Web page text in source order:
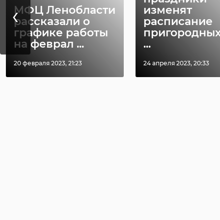
МФЦ Ленобласти
рассказали о
графике работы
на феврал ...
20 февраля 2023, 21:23
изменят
расписание
...
24 апреля 2023, 20:33
‹ александр